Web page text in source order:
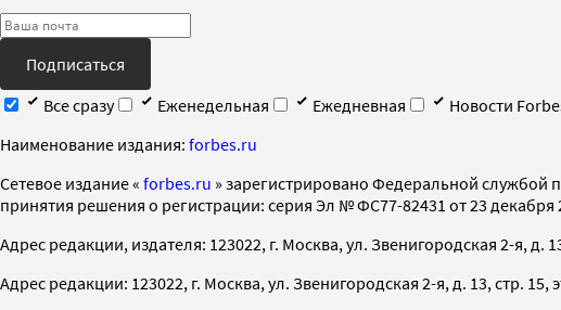
Подписаться
Все сразу
Еженедельная Ежедневная
Новости
Наименование издания: forbes.ru
Cетевое издание « forbes.ru » зарегистрировано Федеральной службой
принятия решения о регистрации: серия Эл № ФС77-82431 от 23 декабря
Адрес редакции, издателя: 123022, г. Москва, ул. Звенигородская 2-я, д.
Адрес редакции: 123022, г. Москва, ул. Звенигородская 2-я, д. 13, стр. 15,